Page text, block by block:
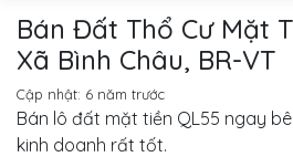
Bán Đất Thổ Cư Mặt
Xã Bình Châu, BR-VT
Cập nhật: 6 năm trước
Bán lô đất mặt tiền QL55 ngay
kinh doanh rất tốt.